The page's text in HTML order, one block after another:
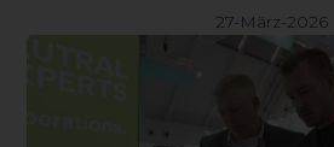
27-März-2026